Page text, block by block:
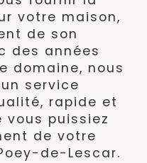
votre maison,
de son
des années
domaine, nous
service
rapide et
puissiez
de votre
de-Lescar.